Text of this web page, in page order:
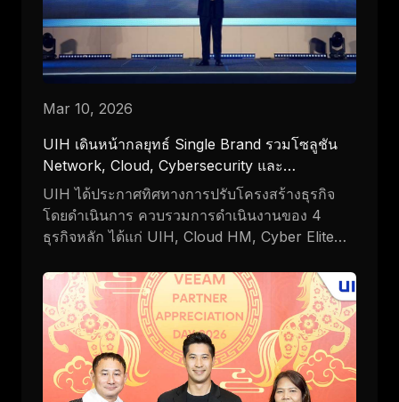
Mar 10, 2026
UIH เดินหน้ากลยุทธ์ Single Brand รวมโซลูชัน
Network, Cloud, Cybersecurity และ
Application พร้อมเปิดตัว Helix Platform
UIH ได้ประกาศทิศทางการปรับโครงสร้างธุรกิจ
โดยดำเนินการ ควบรวมการดำเนินงานของ 4
ธุรกิจหลัก ได้แก่ UIH, Cloud HM, Cyber Elite
รวมศักยภาพด้าน Network, Cloud,
Cybersecurity และ Application ไว้ในองค์กรเดียว
และยกระดับการให้บริการ Digital Infrastructure
และโซลูชันดิจิทัลแบบครบวงจรสำหรับองค์กร